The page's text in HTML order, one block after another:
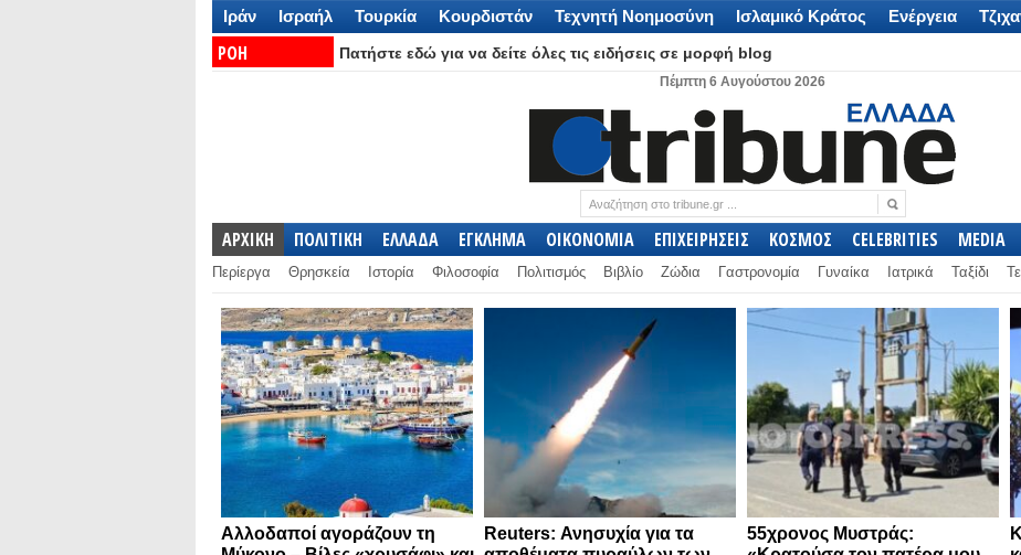
Ιράν Ισραήλ Τουρκία Κουρδιστάν Τεχνητή Νοημοσύνη Ισλαμικό Κράτος Ενέργεια
ΡΟΗ
Πατήστε εδώ για να δείτε όλες τις ειδήσεις σε μορφή blog
Πέμπτη 6 Αυγούστου 2026
ΑΡΧΙΚΗ ΠΟΛΙΤΙΚΗ ΕΛΛΑΔΑ ΕΓΚΛΗΜΑ ΟΙΚΟΝΟΜΙΑ ΕΠΙΧΕΙΡΗΣΕΙΣ ΚΟΣΜΟΣ CELEBRITIES MEDIA
Περίεργα Θρησκεία Ιστορία Φιλοσοφία Πολιτισμός Βιβλίο Ζώδια Γαστρονομία Γυναίκα Ιατρικά Ταξίδι
Αλλοδαποί αγοράζουν τη
Reuters: Ανησυχία για τα
55χρονος Μυστράς: